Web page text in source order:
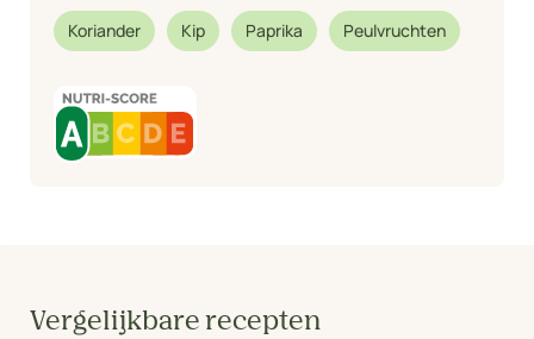
Koriander Kip Paprika Peulvruchten
Vergelijkbare recepten